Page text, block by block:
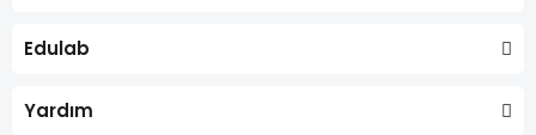
Edulab
Yardım